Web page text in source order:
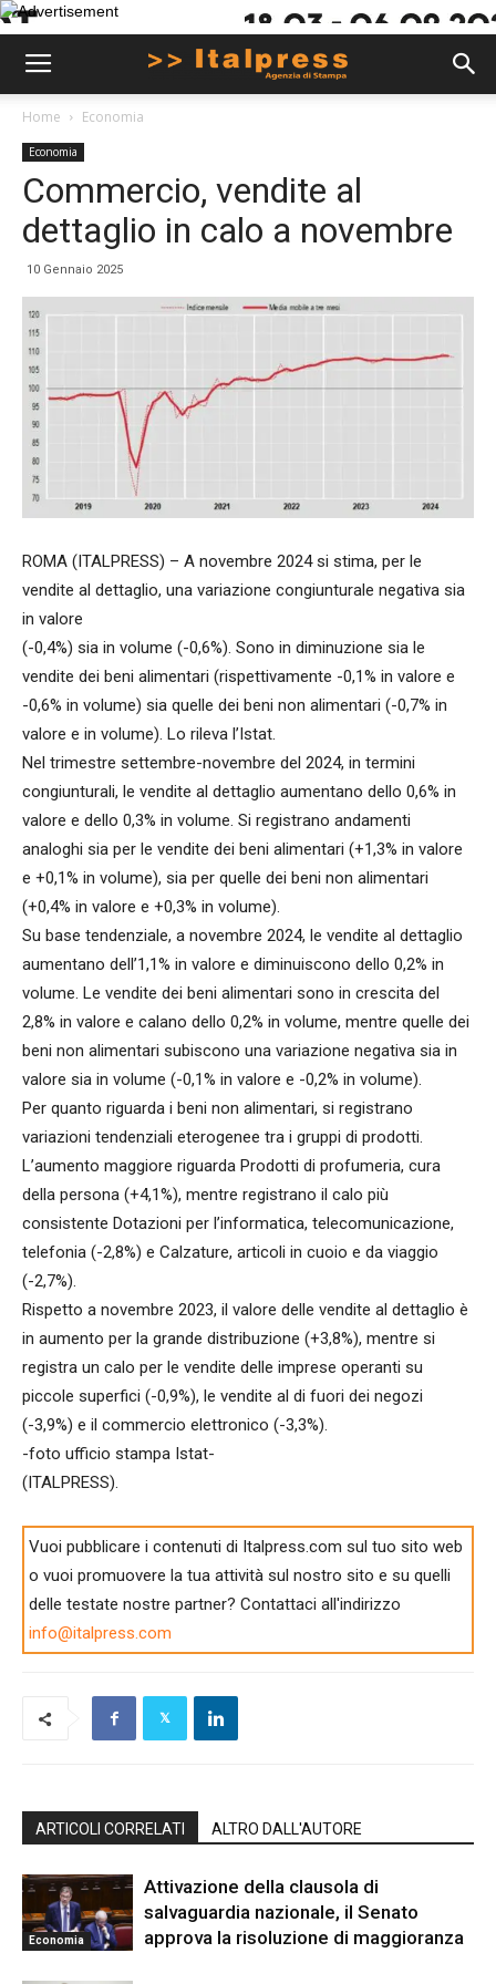
Home Economia
Economia
Commercio, vendite al
dettaglio in calo a novembre
10 Gennaio 2025
ROMA (ITALPRESS) – A novembre 2024 si stima, per le
vendite al dettaglio, una variazione congiunturale negativa sia
in valore
(-0,4%) sia in volume (-0,6%). Sono in diminuzione sia le
vendite dei beni alimentari (rispettivamente -0,1% in valore e
-0,6% in volume) sia quelle dei beni non alimentari (-0,7% in
valore e in volume). Lo rileva l’Istat.
Nel trimestre settembre-novembre del 2024, in termini
congiunturali, le vendite al dettaglio aumentano dello 0,6% in
valore e dello 0,3% in volume. Si registrano andamenti
analoghi sia per le vendite dei beni alimentari (+1,3% in valore
e +0,1% in volume), sia per quelle dei beni non alimentari
(+0,4% in valore e +0,3% in volume).
Su base tendenziale, a novembre 2024, le vendite al dettaglio
aumentano dell’1,1% in valore e diminuiscono dello 0,2% in
volume. Le vendite dei beni alimentari sono in crescita del
2,8% in valore e calano dello 0,2% in volume, mentre quelle dei
beni non alimentari subiscono una variazione negativa sia in
valore sia in volume (-0,1% in valore e -0,2% in volume).
Per quanto riguarda i beni non alimentari, si registrano
variazioni tendenziali eterogenee tra i gruppi di prodotti.
L’aumento maggiore riguarda Prodotti di profumeria, cura
della persona (+4,1%), mentre registrano il calo più
consistente Dotazioni per l’informatica, telecomunicazione,
telefonia (-2,8%) e Calzature, articoli in cuoio e da viaggio
(-2,7%).
Rispetto a novembre 2023, il valore delle vendite al dettaglio è
in aumento per la grande distribuzione (+3,8%), mentre si
registra un calo per le vendite delle imprese operanti su
piccole superfici (-0,9%), le vendite al di fuori dei negozi
(-3,9%) e il commercio elettronico (-3,3%).
-foto ufficio stampa Istat-
(ITALPRESS).
Vuoi pubblicare i contenuti di Italpress.com sul tuo sito web
o vuoi promuovere la tua attività sul nostro sito e su quelli
delle testate nostre partner? Contattaci all'indirizzo
info@italpress.com
ARTICOLI CORRELATI ALTRO DALL'AUTORE
Economia
Attivazione della clausola di
salvaguardia nazionale, il Senato
approva la risoluzione di maggioranza